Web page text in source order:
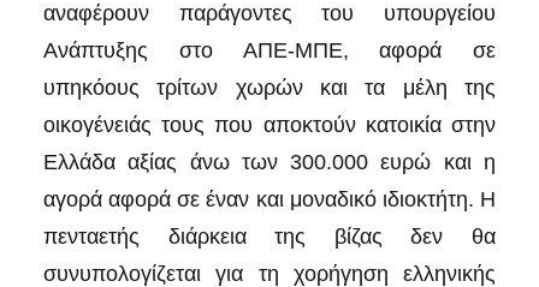
αναφέρουν παράγοντες του υπουργείου
Ανάπτυξης στο ΑΠΕ-ΜΠΕ, αφορά σε
υπηκόους τρίτων χωρών και τα μέλη της
οικογένειάς τους που αποκτούν κατοικία στην
Ελλάδα αξίας άνω των 300.000 ευρώ και η
αγορά αφορά σε έναν και μοναδικό ιδιοκτήτη. Η
πενταετής διάρκεια της βίζας δεν θα
συνυπολογίζεται για τη χορήγηση ελληνικής